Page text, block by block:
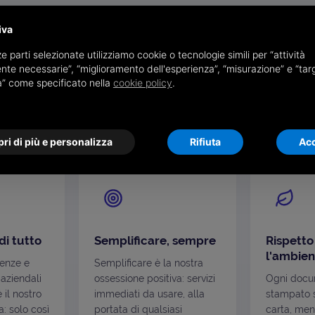
che guida ogni nostra
che si ritrovano in ogni soluzione che
tutto
e
il nostro
solo così
Semplificare, sempre
Semplificare è la nostra
ossessione positiva: servizi
immediati da usare, alla
portata di qualsiasi
Ogni
stampato
carta,
parti selezionate utilizziamo cookie o tecnologie simili per “attività
necessarie”, “miglioramento dell'esperienza”, “misurazione” e
come specificato nella cookie policy.
di più e personalizza Rifiuta